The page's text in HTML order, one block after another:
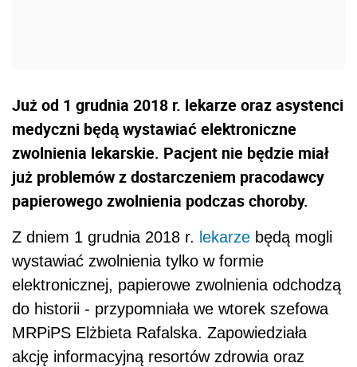
Już od 1 grudnia 2018 r. lekarze oraz asystenci
medyczni będą wystawiać elektroniczne
zwolnienia lekarskie. Pacjent nie będzie miał
już problemów z dostarczeniem pracodawcy
papierowego zwolnienia podczas choroby.
Z dniem 1 grudnia 2018 r. lekarze będą mogli
wystawiać zwolnienia tylko w formie
elektronicznej, papierowe zwolnienia odchodzą
do historii - przypomniała we wtorek szefowa
MRPiPS Elżbieta Rafalska. Zapowiedziała
akcję informacyjną resortów zdrowia oraz